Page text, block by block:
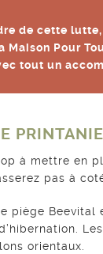
de cette
Maison Pour
tout un
à mettre en
pas à
piège
orientaux.